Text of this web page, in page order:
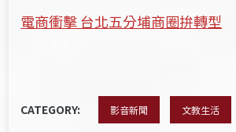
電商衝擊 台北五分埔商圈拚轉型
CATEGORY: 影音新聞 文教生活